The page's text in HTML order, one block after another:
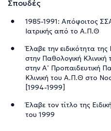
Σπουδές
1985-1991: Απόφοιτος
Ιατρικής από το Α.Π.Θ
Έλαβε την ειδικότητα της
στην Παθολογική
στην Α’ Προπαιδευτική
Κλινική του Α.Π.Θ στο
[1994-1999]
Έλαβε τον τίτλο της
του 1999